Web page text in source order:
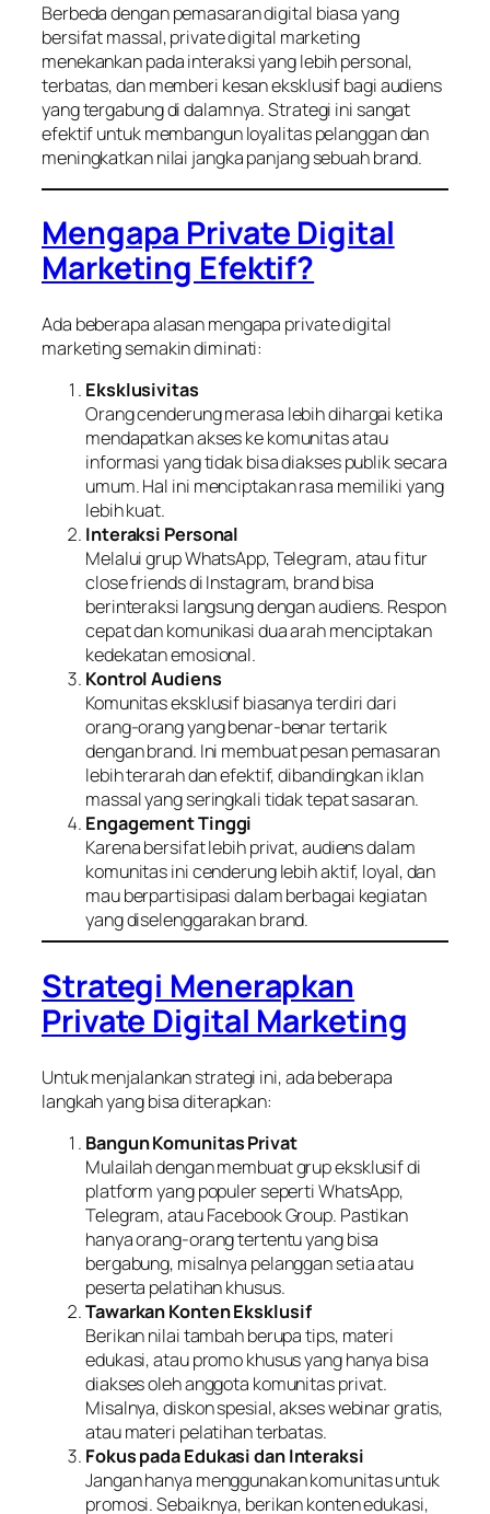
Berbeda dengan pemasaran digital biasa yang
bersifat massal, private digital marketing
menekankan pada interaksi yang lebih personal,
terbatas, dan memberi kesan eksklusif bagi audiens
yang tergabung di dalamnya. Strategi ini sangat
efektif untuk membangun loyalitas pelanggan dan
meningkatkan nilai jangka panjang sebuah brand.
Mengapa Private Digital
Marketing Efektif?
Ada beberapa alasan mengapa private digital
marketing semakin diminati:
Eksklusivitas
Orang cenderung merasa lebih dihargai ketika
mendapatkan akses ke komunitas atau
informasi yang tidak bisa diakses publik secara
umum. Hal ini menciptakan rasa memiliki yang
lebih kuat.
Interaksi Personal
Melalui grup WhatsApp, Telegram, atau fitur
close friendsdi Instagram, brand bisa
berinteraksi langsung dengan audiens. Respon
cepat dan komunikasi dua arah menciptakan
kedekatan emosional.
Kontrol Audiens
Komunitas eksklusif biasanya terdiri dari
orang-orang yang benar-benar tertarik
dengan brand. Ini membuat pesan pemasaran
lebih terarah dan efektif, dibandingkan iklan
massal yang seringkali tidak tepat sasaran.
Engagement Tinggi
Karena bersifat lebih privat, audiens dalam
komunitas ini cenderung lebih aktif, loyal, dan
mau berpartisipasi dalam berbagai kegiatan
yang diselenggarakan brand.
Strategi Menerapkan
Private Digital Marketing
Untuk menjalankan strategi ini, ada beberapa
langkah yang bisa diterapkan:
Bangun Komunitas Privat
Mulailah dengan membuat grup eksklusif di
platform yang populer seperti WhatsApp,
Telegram, atau Facebook Group. Pastikan
hanya orang-orang tertentu yang bisa
bergabung, misalnya pelanggan setia atau
peserta pelatihan khusus.
Tawarkan Konten Eksklusif
Berikan nilai tambah berupa tips, materi
edukasi, atau promo khusus yang hanya bisa
diakses oleh anggota komunitas privat.
Misalnya, diskon spesial, akses webinar gratis,
atau materi pelatihan terbatas.
Fokus pada Edukasi dan Interaksi
Jangan hanya menggunakan komunitas untuk
promosi. Sebaiknya, berikan konten edukasi,